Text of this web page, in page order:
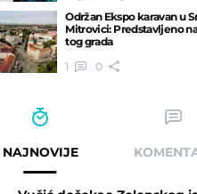
Održan Ekspo karavan u
Mitrovici: Predstavljeno
tog grada
1
0
NAJNOVIJE